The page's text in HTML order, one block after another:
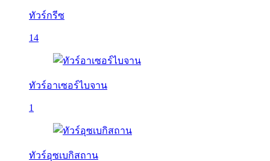
ทัวร์กรีซ
14
ทัวร์อาเซอร์ไบจาน
1
ทัวร์อุซเบกิสถาน